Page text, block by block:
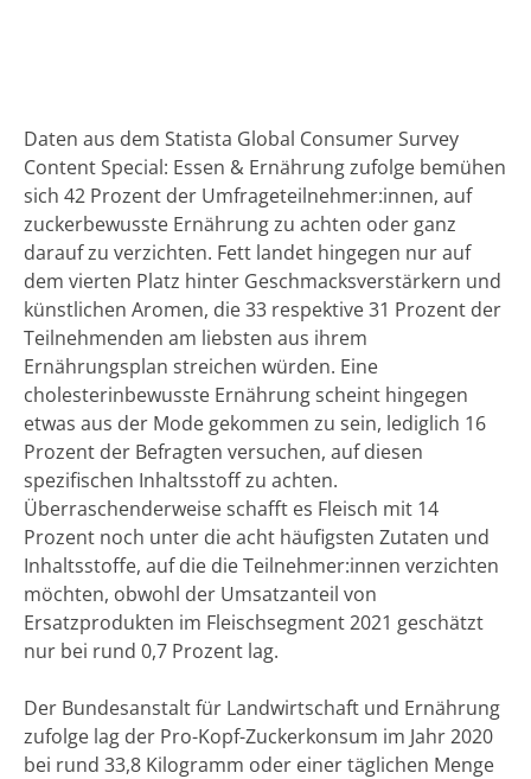
Daten aus dem Statista Global Consumer Survey
Content Special: Essen & Ernährung zufolge bemühen
sich 42 Prozent der Umfrageteilnehmer:innen, auf
zuckerbewusste Ernährung zu achten oder ganz
darauf zu verzichten. Fett landet hingegen nur auf
dem vierten Platz hinter Geschmacksverstärkern und
künstlichen Aromen, die 33 respektive 31 Prozent der
Teilnehmenden am liebsten aus ihrem
Ernährungsplan streichen würden. Eine
cholesterinbewusste Ernährung scheint hingegen
etwas aus der Mode gekommen zu sein, lediglich 16
Prozent der Befragten versuchen, auf diesen
spezifischen Inhaltsstoff zu achten.
Überraschenderweise schafft es Fleisch mit 14
Prozent noch unter die acht häufigsten Zutaten und
Inhaltsstoffe, auf die die Teilnehmer:innen verzichten
möchten, obwohl der Umsatzanteil von
Ersatzprodukten im Fleischsegment 2021 geschätzt
nur bei rund 0,7 Prozent lag.
Der Bundesanstalt für Landwirtschaft und Ernährung
zufolge lag der Pro-Kopf-Zuckerkonsum im Jahr 2020
bei rund 33,8 Kilogramm oder einer täglichen Menge